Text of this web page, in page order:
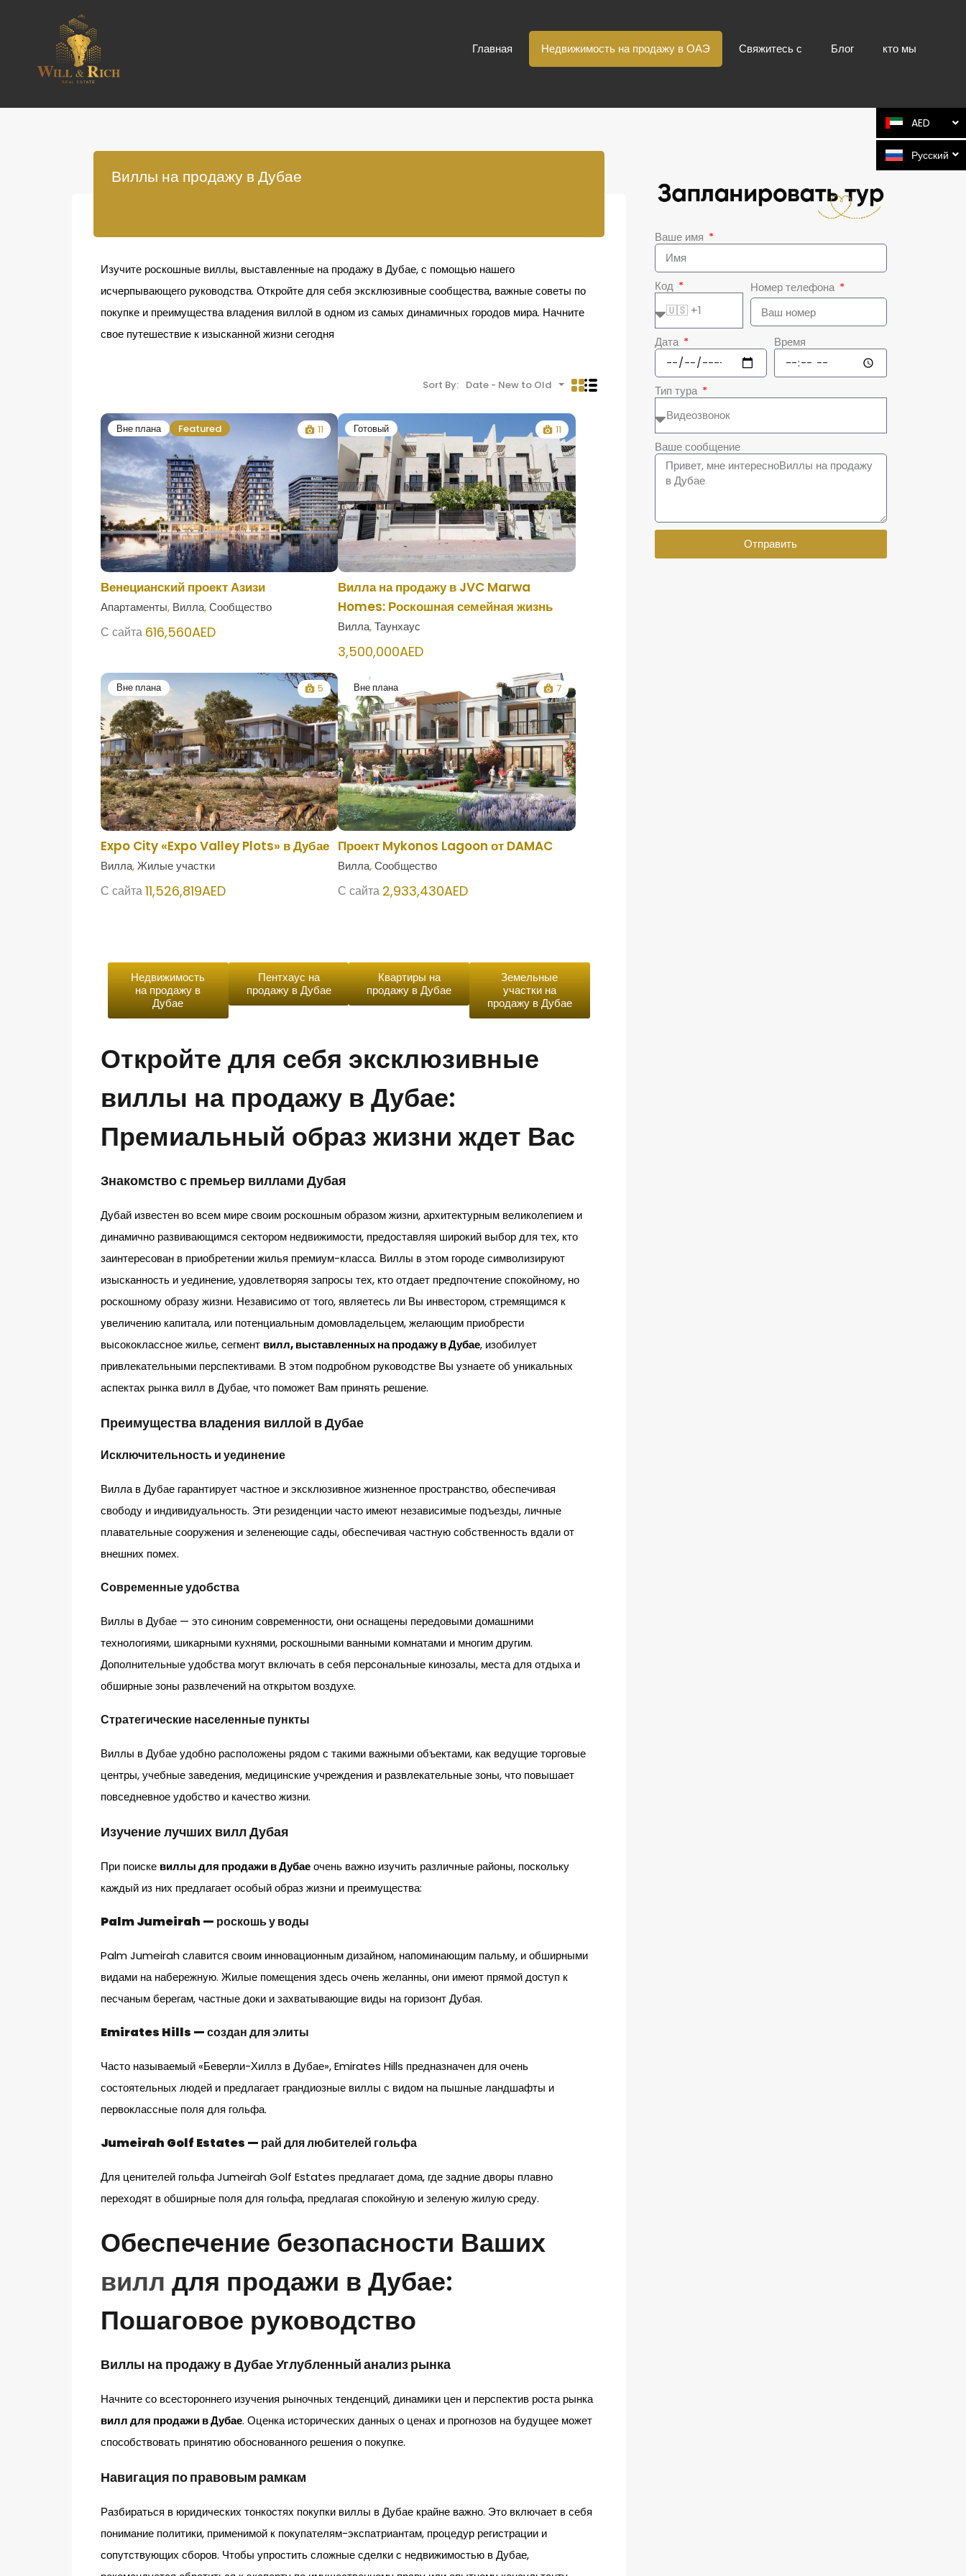
Главная Недвижимость на продажу в ОАЭ Свяжитесь с Блог кто мы
Виллы на продажу в Дубае
Изучите роскошные виллы, выставленные на продажу в Дубае, с помощью нашего
исчерпывающего руководства. Откройте для себя эксклюзивные сообщества, важные советы по
покупке и преимущества владения виллой в одном из самых динамичных городов мира. Начните
свое путешествие к изысканной жизни сегодня
Sort By: Date - New to Old
Вне плана Featured 11
Венецианский проект Азизи
Апартаменты, Вилла,Сообщество
С сайта 616,560AED
Готовый 11
Вилла на продажу в JVC Marwa
Homes: Роскошная семейная жизнь
Вилла,Таунхаус
3,500,000AED
Вне плана 5
Expo City «Expo Valley Plots» в Дубае
Вилла,Жилые участки
С сайта11,526,819AED
Вне плана 7
Проект Mykonos Lagoon от DAMAC
Вилла,Сообщество
С сайта 2,933,430AED
Недвижимость
на продажу в
Дубае
Пентхаус на
продажу в Дубае
Квартиры на
продажу в Дубае
Земельные
участки на
продажу в Дубае
Откройте для себя эксклюзивные
виллы на продажу в Дубае:
Премиальный образ жизни ждет Вас
Знакомство с премьер виллами Дубая
Дубай известен во всем мире своим роскошным образом жизни, архитектурным великолепием и
динамично развивающимся сектором недвижимости, предоставляя широкий выбор для тех, кто
заинтересован в приобретении жилья премиум-класса. Виллы в этом городе символизируют
изысканность и уединение, удовлетворяя запросы тех, кто отдает предпочтение спокойному, но
роскошному образу жизни. Независимо от того, являетесь ли Вы инвестором, стремящимся к
увеличению капитала, или потенциальным домовладельцем, желающим приобрести
высококлассное жилье, сегмент вилл, выставленных на продажу в Дубае, изобилует
привлекательными перспективами. В этом подробном руководстве Вы узнаете об уникальных
аспектах рынка вилл в Дубае, что поможет Вам принять решение.
Преимущества владения виллой в Дубае
Исключительность и уединение
Вилла в Дубае гарантирует частное и эксклюзивное жизненное пространство, обеспечивая
свободу и индивидуальность. Эти резиденции часто имеют независимые подъезды, личные
плавательные сооружения и зеленеющие сады, обеспечивая частную собственность вдали от
внешних помех.
Современные удобства
Виллы в Дубае — это синоним современности, они оснащены передовыми домашними
технологиями, шикарными кухнями, роскошными ванными комнатами и многим другим.
Дополнительные удобства могут включать в себя персональные кинозалы, места для отдыха и
обширные зоны развлечений на открытом воздухе.
Стратегические населенные пункты
Виллы в Дубае удобно расположены рядом с такими важными объектами, как ведущие торговые
центры, учебные заведения, медицинские учреждения и развлекательные зоны, что повышает
повседневное удобство и качество жизни.
Изучение лучших вилл Дубая
При поиске виллы для продажи в Дубаеочень важно изучить различные районы, поскольку
каждый из них предлагает особый образ жизни и преимущества:
Palm Jumeirah — роскошь у воды
Palm Jumeirah славится своим инновационным дизайном, напоминающим пальму, и обширными
видами на набережную. Жилые помещения здесь очень желанны, они имеют прямой доступ к
песчаным берегам, частные доки и захватывающие виды на горизонт Дубая.
Emirates Hills — создан для элиты
Часто называемый «Беверли-Хиллз в Дубае», Emirates Hills предназначен для очень
состоятельных людей и предлагает грандиозные виллы с видом на пышные ландшафты и
первоклассные поля для гольфа.
Jumeirah Golf Estates — рай для любителей гольфа
Для ценителей гольфа Jumeirah Golf Estates предлагает дома, где задние дворы плавно
переходят в обширные поля для гольфа, предлагая спокойную и зеленую жилую среду.
Обеспечение безопасности Ваших
вилл для продажи в Дубае:
Пошаговое руководство
Виллы на продажу в ДубаеУглубленный анализ рынка
Начните со всестороннего изучения рыночных тенденций, динамики цен и перспектив роста рынка
вилл для продажи в Дубае. Оценка исторических данных о ценах и прогнозов на будущее может
способствовать принятию обоснованного решения о покупке.
Навигация по правовым рамкам
Разбираться в юридических тонкостях покупки виллы в Дубае крайне важно. Это включает в себя
понимание политики, применимой к покупателям-экспатриантам, процедур регистрации и
сопутствующих сборов. Чтобы упростить сложные сделки с недвижимостью в Дубае,
Ваше имя
Код Номер телефона
Дата Время
Тип тура
Ваше сообщение
Отправить
AED
Русский